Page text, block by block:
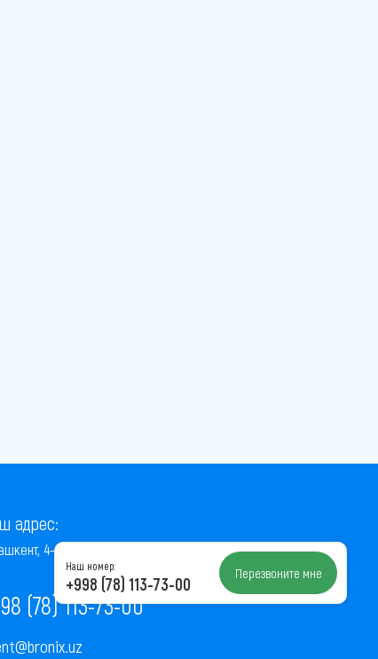
адрес:
4-й проезд Ниёзбек Йули, 7
(78) 113-73-00
Наш номер:
+998 (78) 113-73-00 Перезвоните мне